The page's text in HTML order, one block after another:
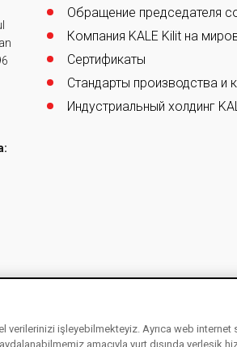
Обращение председателя
Компания KALE Kilit на
Сертификаты
Стандарты производства и
Индустриальный холдинг
verilerinizi işleyebilmekteyiz. Ayrıca web internet
amacıyla yurt dışında yerleşik